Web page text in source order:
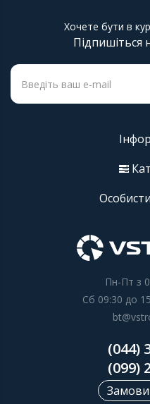
Хочете бути в
Підпишіться
Пн-Пт з
Сб 09:30 до
(044)
(099)